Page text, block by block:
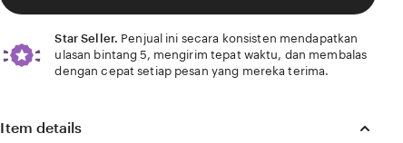
Star Seller. Penjual ini secara konsisten mendapatkan
ulasan bintang 5, mengirim tepat waktu, dan membalas
dengan cepat setiap pesan yang mereka terima.
Item details